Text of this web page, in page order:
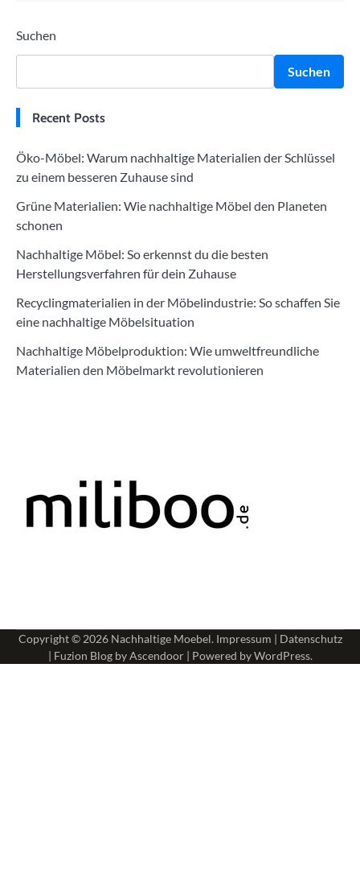
Suchen
Suchen
Recent Posts
Öko-Möbel: Warum nachhaltige Materialien der Schlüssel
zu einem besseren Zuhause sind
Grüne Materialien: Wie nachhaltige Möbel den Planeten
schonen
Nachhaltige Möbel: So erkennst du die besten
Herstellungsverfahren für dein Zuhause
Recyclingmaterialien in der Möbelindustrie: So schaffen Sie
eine nachhaltige Möbelsituation
Nachhaltige Möbelproduktion: Wie umweltfreundliche
Materialien den Möbelmarkt revolutionieren
Copyright © 2026 Nachhaltige Moebel. Impressum | Datenschutz
| Fuzion Blog byAscendoor| Powered byWordPress.